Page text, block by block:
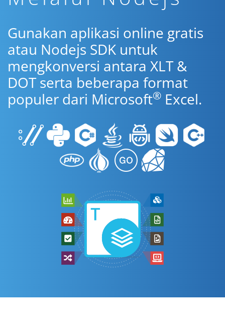
Gunakan aplikasi online gratis
atau Nodejs SDK untuk
mengkonversi antara XLT &
DOT serta beberapa format
populer dari Microsoft® Excel.